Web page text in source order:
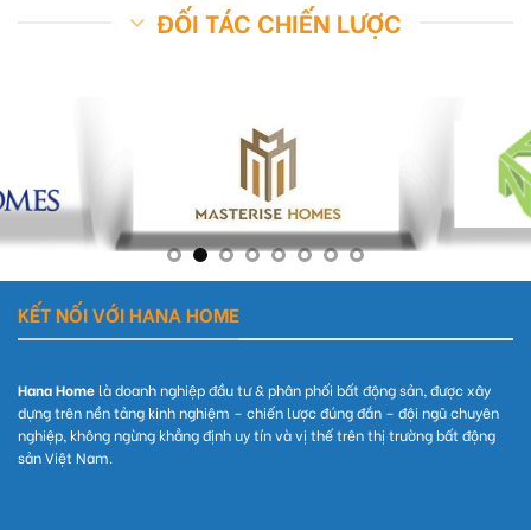
ĐỐI TÁC CHIẾN LƯỢC
KẾT NỐI VỚI HANA HOME
Hana Home là doanh nghiệp đầu tư & phân phối bất động sản, được xây
dựng trên nền tảng kinh nghiệm – chiến lược đúng đắn – đội ngũ chuyên
nghiệp, không ngừng khẳng định uy tín và vị thế trên thị trường bất động
sản Việt Nam.